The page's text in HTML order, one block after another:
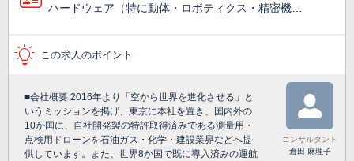
ハードウェア（特に動体・ロボティクス・精密機…
この求人のポイント
■会社概要 2016年より「空から世界を進化させる」と
いうミッションを掲げ、東京に本社を置き、国内外の
10か国に、自社開発製の特許取得済みである測量用・
点検用ドローンを石油ガス・化学・建設業界などへ提
供しています。また、世界8か国で既に導入済みの運航
コンサルタント
倉田 麻理子